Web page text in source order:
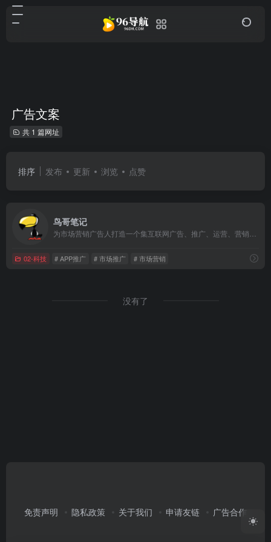
广告文案
共 1 篇网址
排序 发布 更新 浏览 点赞
鸟哥笔记
02-科技 # APP推广 # 市场推广 # 市场营销
没有了
免责声明 隐私政策 关于我们 申请友链 广告合作